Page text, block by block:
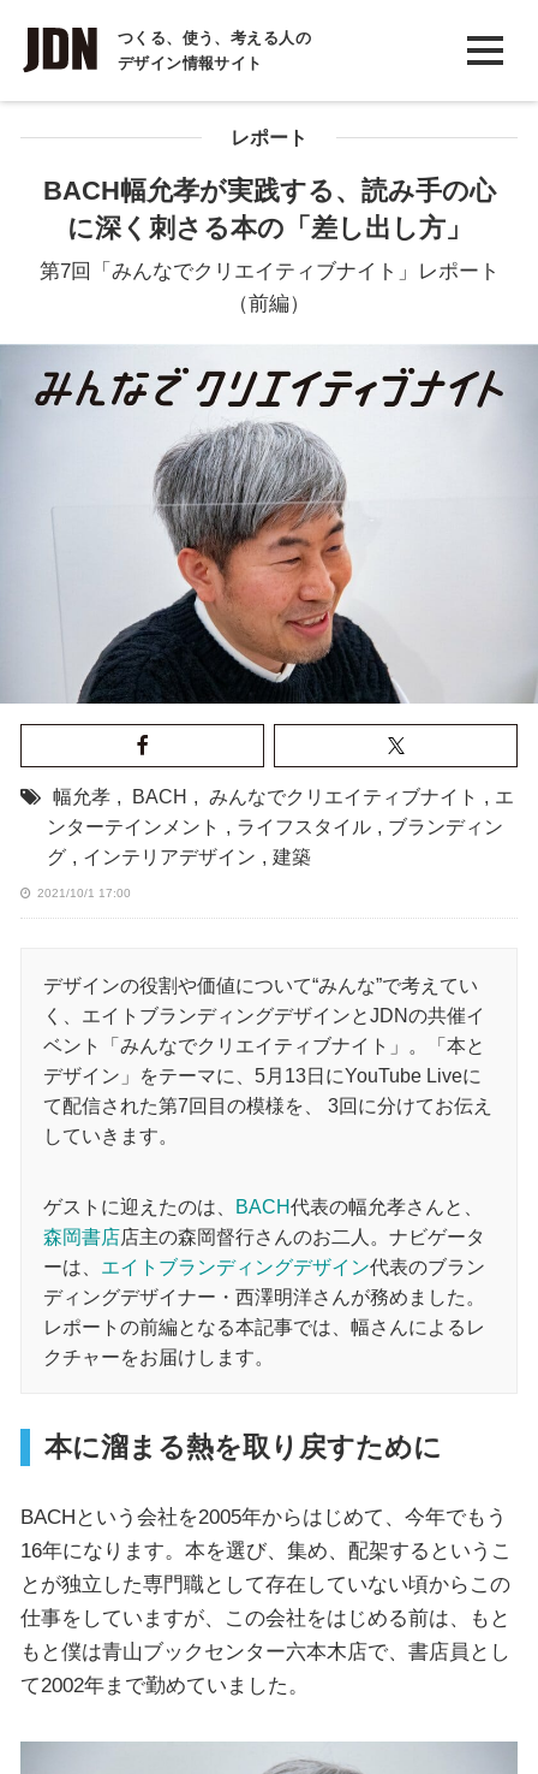
つくる、使う、考える人の
デザイン情報サイト
INTERVIEW
インタビュー
REPORT
COLUMN
コラム
レポート
BACH幅允孝が実践する、読み手の心
に深く刺さる本の「差し出し方」
第7回「みんなでクリエイティブナイト」レポート
（前編）
幅允孝 , BACH , みんなでクリエイティブナイト , エ
ンターテインメント , ライフスタイル , ブランディン
グ , インテリアデザイン , 建築
2021/10/1 17:00
デザインの役割や価値について“みんな”で考えてい
く、エイトブランディングデザインとJDNの共催イ
ベント「みんなでクリエイティブナイト」。「本と
デザイン」をテーマに、5月13日にYouTube Liveに
て配信された第7回目の模様を、 3回に分けてお伝え
していきます。
ゲストに迎えたのは、 BACH代表の幅允孝さんと、
森岡書店店主の森岡督行さんのお二人。ナビゲータ
ーは、 エイトブランディングデザイン代表のブラン
ディングデザイナー・西澤明洋さんが務めました。
レポートの前編となる本記事では、幅さんによるレ
クチャーをお届けします。
本に溜まる熱を取り戻すために
BACHという会社を2005年からはじめて、今年でもう
16年になります。本を選び、集め、配架するというこ
とが独立した専門職として存在していない頃からこの
仕事をしていますが、この会社をはじめる前は、もと
もと僕は青山ブックセンター六本木店で、書店員とし
て2002年まで勤めていました。